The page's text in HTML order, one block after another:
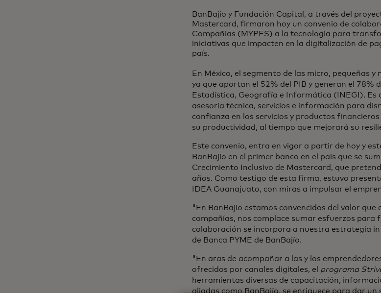
BanBajío y Fundación Capital, a través del
Mastercard, firmaron hoy un convenio de
Compañías (MYPES) a la tecnología para
iniciativas que impacten en la digitalización de
país.
En México, el segmento de las micro, pequeñas
ya que aportan el 52% del PIB y generan el
Estadística, Geografía e Informática (INEGI).
asesoría técnica, servicios e información para
confianza en los servicios y productos
su productividad, al tiempo que mejorará su
Este convenio, entra en vigor a partir de hoy y
BanBajío en el primer banco en el país que se
Crecimiento Inclusivo de Mastercard, que
años. Como testigo de esta firma, estuvo
IDEA Guanajuato, con miras a impulsar el
"En BanBajío estamos convencidos del valor
compañías, nos complace sumar esfuerzos
colaboración se incorpora a nuestra estrategia
de Banca PYME de BanBajío.
"En aras de acompañar a las y los
ofrecidos por canales digitales, el programa
herramientas diversas de capacitación,
aliadas como BanBajío, se enriquece para dar